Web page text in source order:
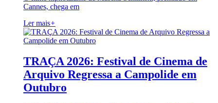
Cannes, chega em
Ler mais+
TRAÇA 2026: Festival de Cinema de
Arquivo Regressa a Campolide em
Outubro